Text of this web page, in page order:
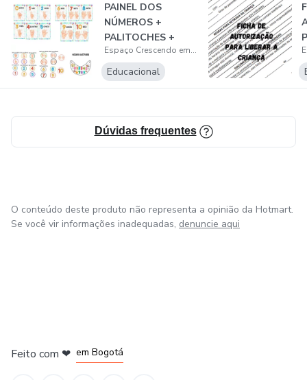
PAINEL DOS
NÚMEROS +
PALITOCHES +
VISEIRA
Espaço Crescendo em Conhecimento
Educacional
Dúvidas frequentes
O conteúdo deste produto não representa a opinião da Hotmart.
Se você vir informações inadequadas, denuncie aqui
Feito com ❤ em Bogotá